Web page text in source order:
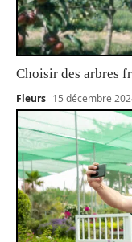
Choisir des arbres
Fleurs 15 décembre